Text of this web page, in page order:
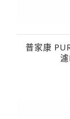
普家康